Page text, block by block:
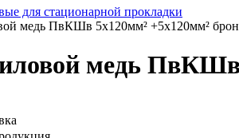
для стационарной прокладки
медь ПвКШв 5x120мм² +5x120мм²
медь